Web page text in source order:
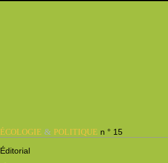
ÉCOLOGIE& POLITIQUE n ° 15
Éditorial